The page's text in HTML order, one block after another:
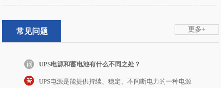
常见问题 更多+
防止市政停电后电源断掉，不管是小型企业还是大型企
业都会使用ups，那么ups不间断电源对机房环境有什么
设备，其结构比较复杂，保护功能比较全面完善，能够